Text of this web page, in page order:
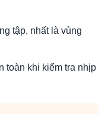
tập, nhất là vùng
toàn khi kiểm tra nhịp